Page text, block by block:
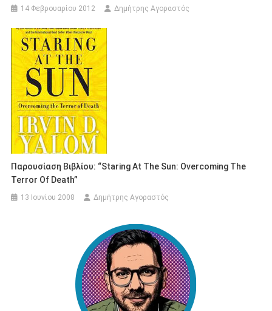
14 Φεβρουαρίου 2012 Δημήτρης Αγοραστός
Παρουσίαση Βιβλίου: “Staring At The Sun: Overcoming The
Terror Of Death”
13 Ιουνίου 2008 Δημήτρης Αγοραστός